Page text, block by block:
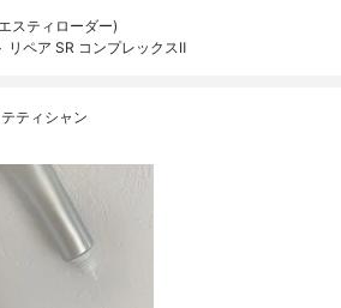
スティローダー)
リペア SR コンプレックスⅡ
ティシャン